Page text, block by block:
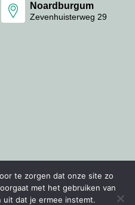
Noardburgum
Zevenhuisterweg 29
Voorwaarden
te zorgen dat onze site zo
met het gebruiken van
uit dat je ermee instemt.